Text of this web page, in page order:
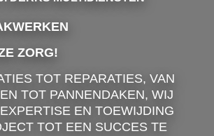
ZORG!
TOT REPARATIES, VAN
TOT PANNENDAKEN, WIJ
EN TOEWIJDING
TOT EEN SUCCES TE